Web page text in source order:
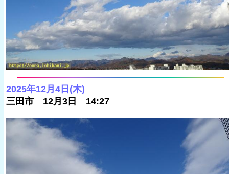
2025年12月4日(木)
三田市 12月3日 14:27